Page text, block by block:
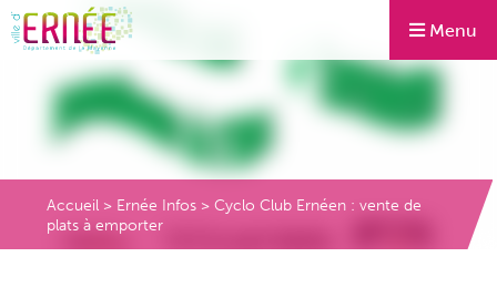
Menu
Accueil > Ernée Infos > Cyclo Club Ernéen : vente de
plats à emporter